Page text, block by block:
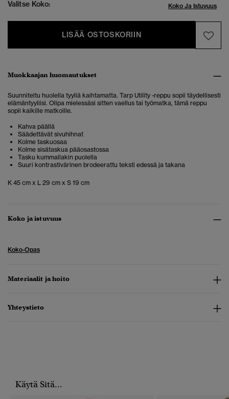
Valitse Koko: Koko Ja Istuvuus
LISÄÄ OSTOSKORIIN
Muokkaajan huomautukset
Suunniteltu huolella tyyliä kaihtamatta. Tarp Utility -reppu sopii täydellisesti
elämäntyyliisi. Olipa mielessäsi sitten vaellus tai työmatka, tämä reppu
sopii kaikille matkoille.
Kahva päällä
Säädettävät sivuhihnat
Kolme taskuosaa
Kolme sisätaskua pääosastossa
Tasku kummallakin puolella
Suuri kontrastivärinen brodeerattu teksti edessä ja takana
K 45 cm x L 29 cm x S 19 cm
Koko ja istuvuus
Koko-Opas
Materiaalit ja hoito
Yhteystieto
Käytä Sitä...